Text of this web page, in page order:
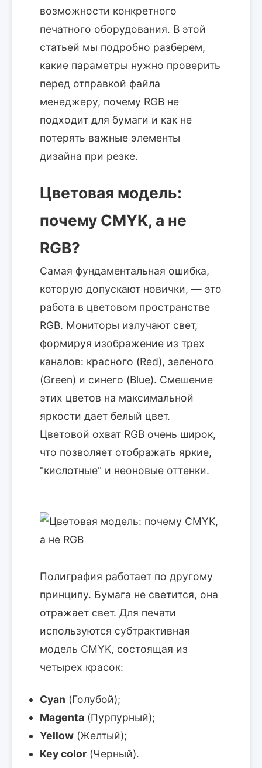
возможности конкретного
печатного оборудования. В этой
статьей мы подробно разберем,
какие параметры нужно проверить
перед отправкой файла
менеджеру, почему RGB не
подходит для бумаги и как не
потерять важные элементы
дизайна при резке.
Цветовая модель:
почему CMYK, а не
RGB?
Самая фундаментальная ошибка,
которую допускают новички, — это
работа в цветовом пространстве
RGB. Мониторы излучают свет,
формируя изображение из трех
каналов: красного (Red), зеленого
(Green) и синего (Blue). Смешение
этих цветов на максимальной
яркости дает белый цвет.
Цветовой охват RGB очень широк,
что позволяет отображать яркие,
"кислотные" и неоновые оттенки.
Полиграфия работает по другому
принципу. Бумага не светится, она
отражает свет. Для печати
используются субтрактивная
модель CMYK, состоящая из
четырех красок:
Cyan (Голубой);
Magenta (Пурпурный);
Yellow (Желтый);
Key color (Черный).